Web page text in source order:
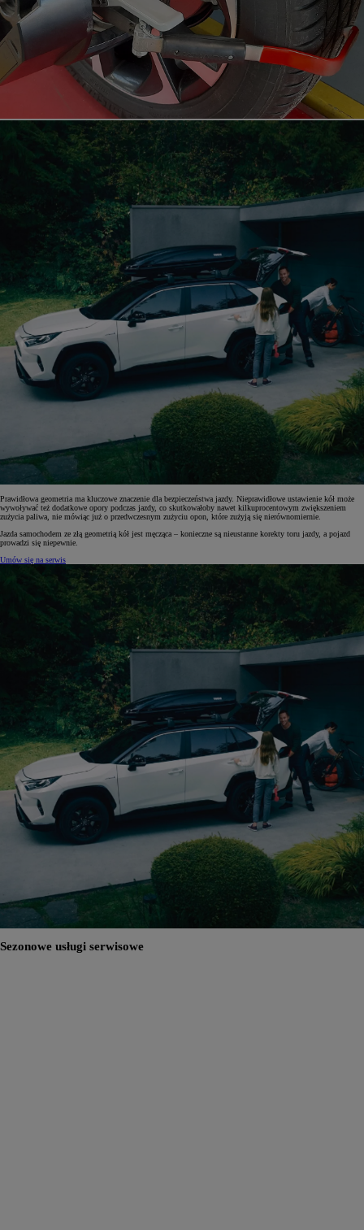
Prawidłowa geometria ma kluczowe znaczenie dla bezpieczeństwa jazdy. Nieprawidłowe ustawienie kół może
wywoływać też dodatkowe opory podczas jazdy, co skutkowałoby nawet kilkuprocentowym zwiększeniem
zużycia paliwa, nie mówiąc już o przedwczesnym zużyciu opon, które zużyją się nierównomiernie.
Jazda samochodem ze złą geometrią kół jest męcząca – konieczne są nieustanne korekty toru jazdy, a pojazd
prowadzi się niepewnie.
Umów się na serwis
Sezonowe usługi serwisowe